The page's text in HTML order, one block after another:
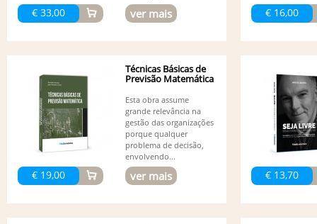
€ 33,00 ver mais € 16,00
€ 19,00
Técnicas Básicas de
Previsão Matemática
Esta obra assume
grande relevância na
gestão das organizações
porque qualquer
problema de decisão,
envolvendo...
ver mais € 13,70